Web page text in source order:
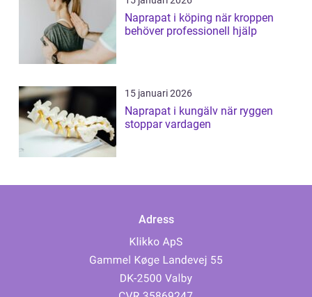
Naprapat i köping när kroppen
behöver professionell hjälp
15 januari 2026
Naprapat i kungälv när ryggen
stoppar vardagen
Adress